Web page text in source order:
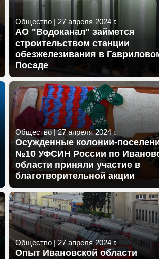
Общество | 27 апреля 2024 г.
АО "Водоканал" займется
строительством станции
обезжелезивания в
Посаде
Общество|27 апреля 2024 г.
Осужденные колонии-
№10 УФСИН России по
области приняли участие в
благотворительной акции
Общество| 27 апреля 2024 г.
Опыт Ивановской области